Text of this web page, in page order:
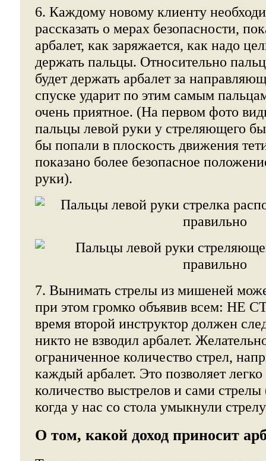
6. Каждому новому клиенту
рассказать о мерах безопасности,
арбалет, как заряжается, как надо
держать пальцы. Относительно
будет держать арбалет за
спуске ударит по этим самым
очень приятное. (На первом фото
пальцы левой руки у стреляющего
бы попали в плоскость движения
показано более безопасное
руки).
7. Вынимать стрелы из мишеней
при этом громко объявив всем: НЕ
время второй инструктор должен
никто не взводил арбалет.
ограниченное количество стрел,
каждый арбалет. Это позволяет легко
количество выстрелов и сами
когда у нас со стола умыкнули
О том, какой доход приносит